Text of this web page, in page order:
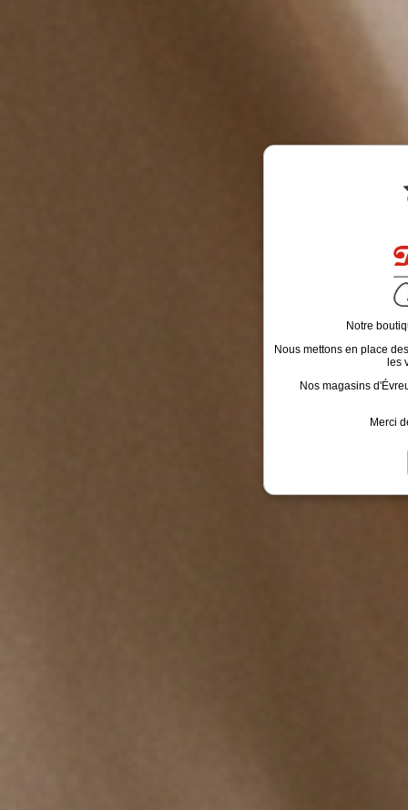
Notre
Nous mettons en place
les
Nos magasins
Merci